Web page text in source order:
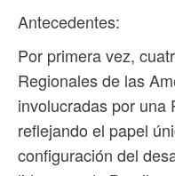
Antecedentes:
Por primera vez,
Regionales de las
involucradas por una
reflejando el papel
configuración del